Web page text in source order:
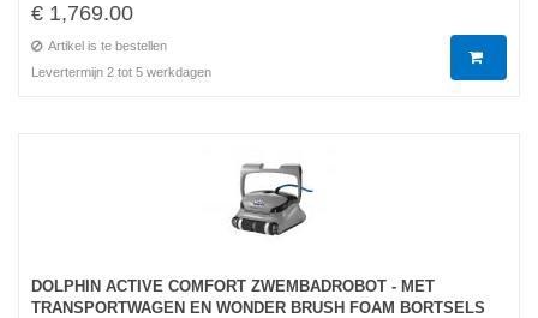
€ 1,769.00
Artikel is te bestellen
Levertermijn 2 tot 5 werkdagen
DOLPHIN ACTIVE COMFORT ZWEMBADROBOT - MET
TRANSPORTWAGEN EN WONDER BRUSH FOAM BORTSELS